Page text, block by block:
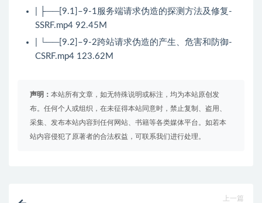
| ├──[9.1]–9-1服务端请求伪造的探测方法及修复-
SSRF.mp4 92.45M
| └──[9.2]–9-2跨站请求伪造的产生、危害和防御-
CSRF.mp4 123.62M
声明： 本站所有文章，如无特殊说明或标注，均为本站原创发
布。任何个人或组织，在未征得本站同意时，禁止复制、盗用、
采集、发布本站内容到任何网站、书籍等各类媒体平台。如若本
站内容侵犯了原著者的合法权益，可联系我们进行处理。
上一篇